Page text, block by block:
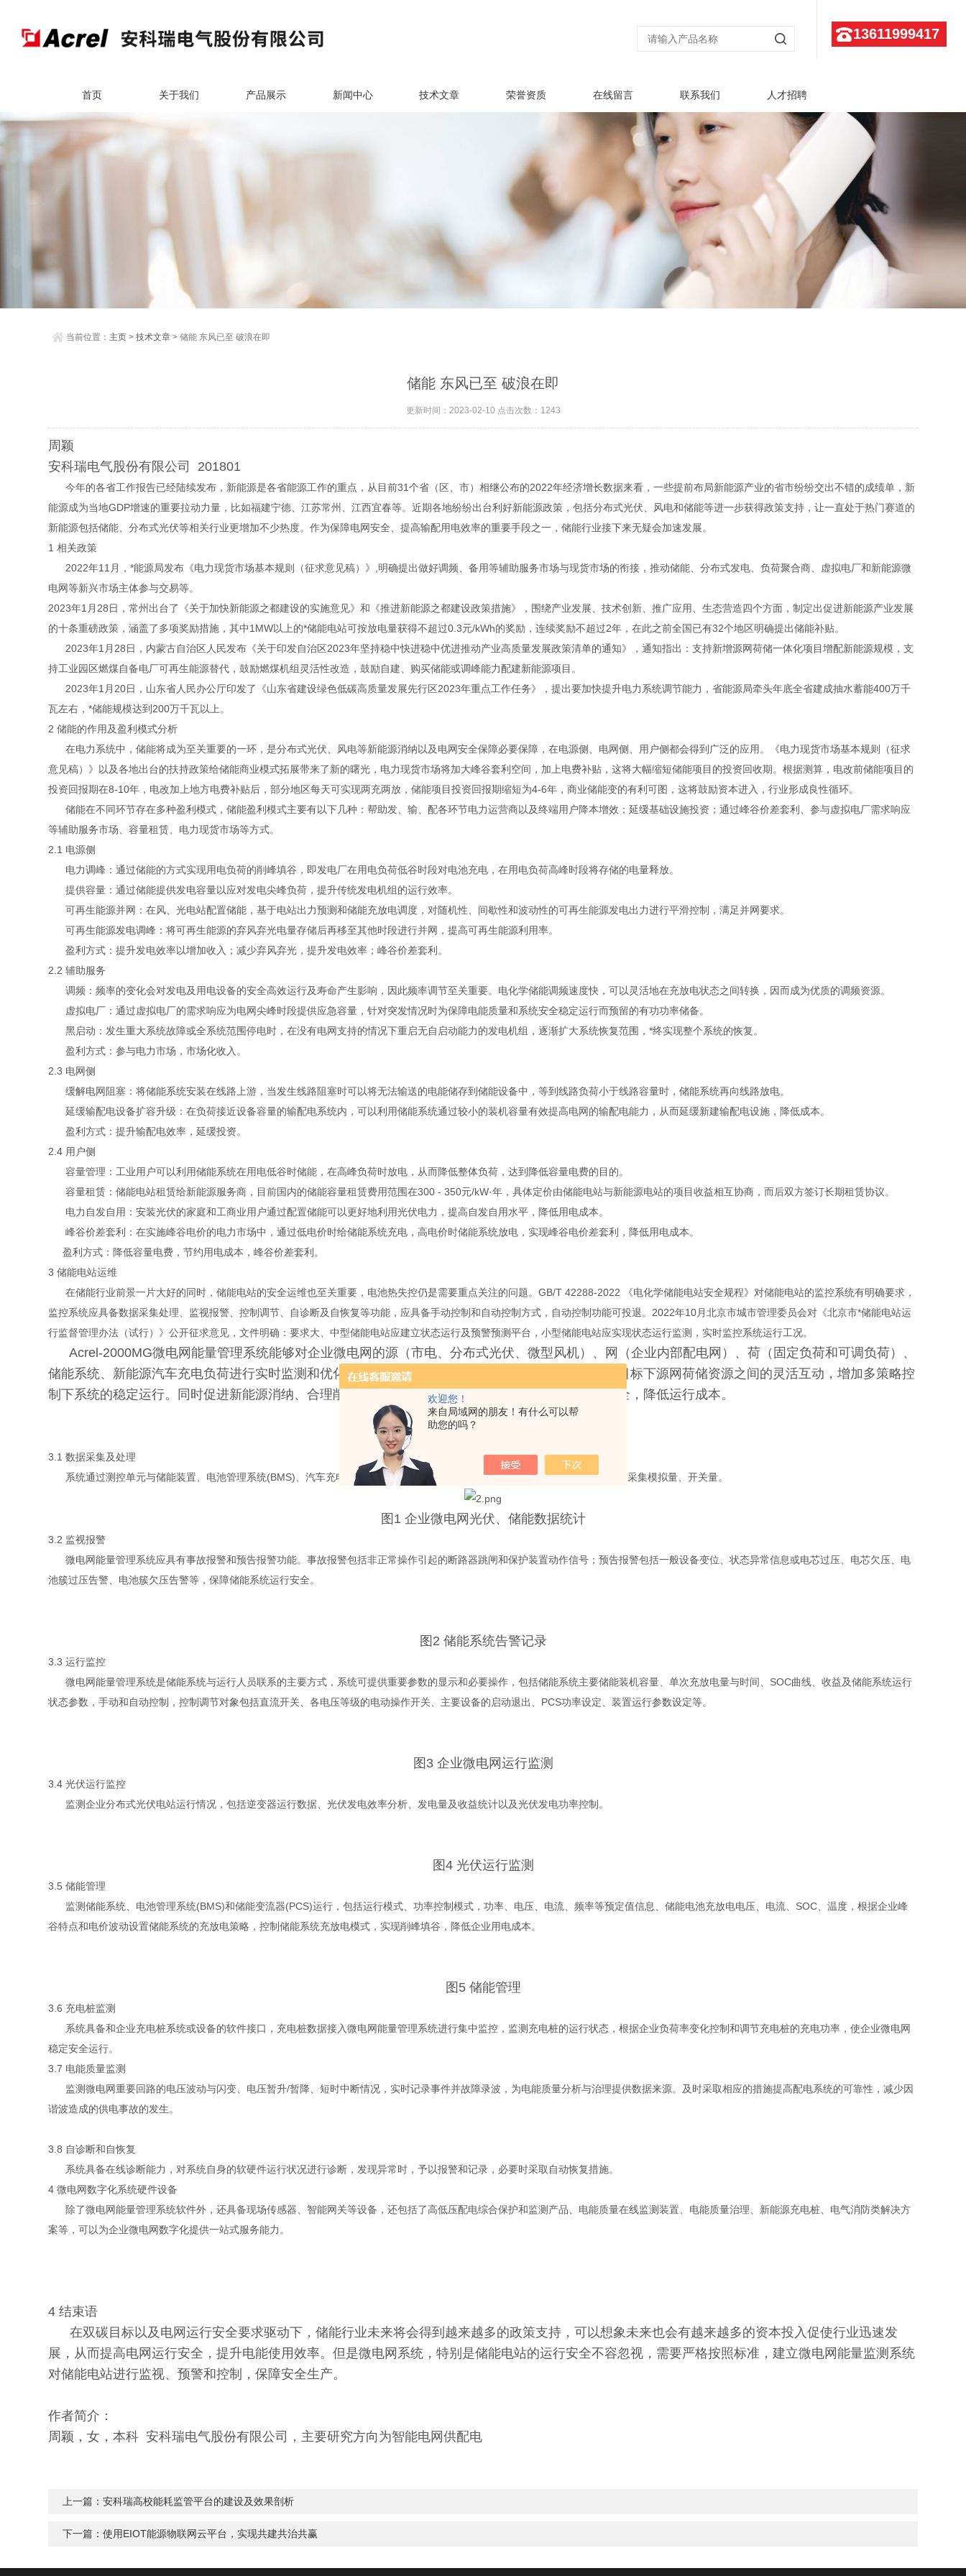
欢迎您！
来自局域网的朋友！有什么可以帮
助您的吗？
13611999417
首页 关于我们 产品展示 新闻中心 技术文章 荣誉资质 在线留言 联系我们 人才招聘
当前位置： 主页 >技术文章 > 储能 东风已至 破浪在即
储能 东风已至 破浪在即
更新时间：2023-02-10 点击次数：1243
周颖
安科瑞电气股份有限公司 201801
今年的各省工作报告已经陆续发布，新能源是各省能源工作的重点，从目前31个省（区、市）相继公布的2022年经济增长数据来看，一些提前布局新能源产业的省市纷纷交出不错的成绩单，新
能源成为当地GDP增速的重要拉动力量，比如福建宁德、江苏常州、江西宜春等。近期各地纷纷出台利好新能源政策，包括分布式光伏、风电和储能等进一步获得政策支持，让一直处于热门赛道的
新能源包括储能、分布式光伏等相关行业更增加不少热度。作为保障电网安全、提高输配用电效率的重要手段之一，储能行业接下来无疑会加速发展。
1 相关政策
2022年11月，*能源局发布《电力现货市场基本规则（征求意见稿）》,明确提出做好调频、备用等辅助服务市场与现货市场的衔接，推动储能、分布式发电、负荷聚合商、虚拟电厂和新能源微
电网等新兴市场主体参与交易等。
2023年1月28日，常州出台了《关于加快新能源之都建设的实施意见》和《推进新能源之都建设政策措施》，围绕产业发展、技术创新、推广应用、生态营造四个方面，制定出促进新能源产业发展
的十条重磅政策，涵盖了多项奖励措施，其中1MW以上的*储能电站可按放电量获得不超过0.3元/kWh的奖励，连续奖励不超过2年，在此之前全国已有32个地区明确提出储能补贴。
2023年1月28日，内蒙古自治区人民发布《关于印发自治区2023年坚持稳中快进稳中优进推动产业高质量发展政策清单的通知》，通知指出：支持新增源网荷储一体化项目增配新能源规模，支
持工业园区燃煤自备电厂可再生能源替代，鼓励燃煤机组灵活性改造，鼓励自建、购买储能或调峰能力配建新能源项目。
2023年1月20日，山东省人民办公厅印发了《山东省建设绿色低碳高质量发展先行区2023年重点工作任务》，提出要加快提升电力系统调节能力，省能源局牵头年底全省建成抽水蓄能400万千
瓦左右，*储能规模达到200万千瓦以上。
2 储能的作用及盈利模式分析
在电力系统中，储能将成为至关重要的一环，是分布式光伏、风电等新能源消纳以及电网安全保障必要保障，在电源侧、电网侧、用户侧都会得到广泛的应用。《电力现货市场基本规则（征求
意见稿）》以及各地出台的扶持政策给储能商业模式拓展带来了新的曙光，电力现货市场将加大峰谷套利空间，加上电费补贴，这将大幅缩短储能项目的投资回收期。根据测算，电改前储能项目的
投资回报期在8-10年，电改加上地方电费补贴后，部分地区每天可实现两充两放，储能项目投资回报期缩短为4-6年，商业储能变的有利可图，这将鼓励资本进入，行业形成良性循环。
储能在不同环节存在多种盈利模式，储能盈利模式主要有以下几种：帮助发、输、配各环节电力运营商以及终端用户降本增效；延缓基础设施投资；通过峰谷价差套利、参与虚拟电厂需求响应
等辅助服务市场、容量租赁、电力现货市场等方式。
2.1 电源侧
电力调峰：通过储能的方式实现用电负荷的削峰填谷，即发电厂在用电负荷低谷时段对电池充电，在用电负荷高峰时段将存储的电量释放。
提供容量：通过储能提供发电容量以应对发电尖峰负荷，提升传统发电机组的运行效率。
可再生能源并网：在风、光电站配置储能，基于电站出力预测和储能充放电调度，对随机性、间歇性和波动性的可再生能源发电出力进行平滑控制，满足并网要求。
可再生能源发电调峰：将可再生能源的弃风弃光电量存储后再移至其他时段进行并网，提高可再生能源利用率。
盈利方式：提升发电效率以增加收入；减少弃风弃光，提升发电效率；峰谷价差套利。
2.2 辅助服务
调频：频率的变化会对发电及用电设备的安全高效运行及寿命产生影响，因此频率调节至关重要。电化学储能调频速度快，可以灵活地在充放电状态之间转换，因而成为优质的调频资源。
虚拟电厂：通过虚拟电厂的需求响应为电网尖峰时段提供应急容量，针对突发情况时为保障电能质量和系统安全稳定运行而预留的有功功率储备。
黑启动：发生重大系统故障或全系统范围停电时，在没有电网支持的情况下重启无自启动能力的发电机组，逐渐扩大系统恢复范围，*终实现整个系统的恢复。
盈利方式：参与电力市场，市场化收入。
2.3 电网侧
缓解电网阻塞：将储能系统安装在线路上游，当发生线路阻塞时可以将无法输送的电能储存到储能设备中，等到线路负荷小于线路容量时，储能系统再向线路放电。
延缓输配电设备扩容升级：在负荷接近设备容量的输配电系统内，可以利用储能系统通过较小的装机容量有效提高电网的输配电能力，从而延缓新建输配电设施，降低成本。
盈利方式：提升输配电效率，延缓投资。
2.4 用户侧
容量管理：工业用户可以利用储能系统在用电低谷时储能，在高峰负荷时放电，从而降低整体负荷，达到降低容量电费的目的。
容量租赁：储能电站租赁给新能源服务商，目前国内的储能容量租赁费用范围在300 - 350元/kW·年，具体定价由储能电站与新能源电站的项目收益相互协商，而后双方签订长期租赁协议。
电力自发自用：安装光伏的家庭和工商业用户通过配置储能可以更好地利用光伏电力，提高自发自用水平，降低用电成本。
峰谷价差套利：在实施峰谷电价的电力市场中，通过低电价时给储能系统充电，高电价时储能系统放电，实现峰谷电价差套利，降低用电成本。
盈利方式：降低容量电费，节约用电成本，峰谷价差套利。
3 储能电站运维
在储能行业前景一片大好的同时，储能电站的安全运维也至关重要，电池热失控仍是需要重点关注的问题。GB/T 42288-2022 《电化学储能电站安全规程》对储能电站的监控系统有明确要求，
监控系统应具备数据采集处理、监视报警、控制调节、自诊断及自恢复等功能，应具备手动控制和自动控制方式，自动控制功能可投退。2022年10月北京市城市管理委员会对《北京市*储能电站运
行监督管理办法（试行）》公开征求意见，文件明确：要求大、中型储能电站应建立状态运行及预警预测平台，小型储能电站应实现状态运行监测，实时监控系统运行工况。
Acrel-2000MG微电网能量管理系统能够对企业微电网的源（市电、分布式光伏、微型风机）、网（企业内部配电网）、荷（固定负荷和可调负荷）、
储能系统、新能源汽车充电负荷进行实时监测和优化控制，保护微电网储能系统运行安全，实现不同目标下源网荷储资源之间的灵活互动，增加多策略控
制下系统的稳定运行。同时促进新能源消纳、合理削峰填谷，减少电网建设投资，提升微电网运行安全，降低运行成本。
3.1 数据采集及处理
系统通过测控单元与储能装置、电池管理系统(BMS)、汽车充电桩、风机逆变器、光伏逆变器进行实时信息的采集和处理，实时采集模拟量、开关量。
图1 企业微电网光伏、储能数据统计
3.2 监视报警
微电网能量管理系统应具有事故报警和预告报警功能。事故报警包括非正常操作引起的断路器跳闸和保护装置动作信号；预告报警包括一般设备变位、状态异常信息或电芯过压、电芯欠压、电
池簇过压告警、电池簇欠压告警等，保障储能系统运行安全。
图2 储能系统告警记录
3.3 运行监控
微电网能量管理系统是储能系统与运行人员联系的主要方式，系统可提供重要参数的显示和必要操作，包括储能系统主要储能装机容量、单次充放电量与时间、SOC曲线、收益及储能系统运行
状态参数，手动和自动控制，控制调节对象包括直流开关、各电压等级的电动操作开关、主要设备的启动退出、PCS功率设定、装置运行参数设定等。
图3 企业微电网运行监测
3.4 光伏运行监控
监测企业分布式光伏电站运行情况，包括逆变器运行数据、光伏发电效率分析、发电量及收益统计以及光伏发电功率控制。
图4 光伏运行监测
3.5 储能管理
监测储能系统、电池管理系统(BMS)和储能变流器(PCS)运行，包括运行模式、功率控制模式，功率、电压、电流、频率等预定值信息、储能电池充放电电压、电流、SOC、温度，根据企业峰
谷特点和电价波动设置储能系统的充放电策略，控制储能系统充放电模式，实现削峰填谷，降低企业用电成本。
图5 储能管理
3.6 充电桩监测
系统具备和企业充电桩系统或设备的软件接口，充电桩数据接入微电网能量管理系统进行集中监控，监测充电桩的运行状态，根据企业负荷率变化控制和调节充电桩的充电功率，使企业微电网
稳定安全运行。
3.7 电能质量监测
监测微电网重要回路的电压波动与闪变、电压暂升/暂降、短时中断情况，实时记录事件并故障录波，为电能质量分析与治理提供数据来源。及时采取相应的措施提高配电系统的可靠性，减少因
谐波造成的供电事故的发生。
3.8 自诊断和自恢复
系统具备在线诊断能力，对系统自身的软硬件运行状况进行诊断，发现异常时，予以报警和记录，必要时采取自动恢复措施。
4 微电网数字化系统硬件设备
除了微电网能量管理系统软件外，还具备现场传感器、智能网关等设备，还包括了高低压配电综合保护和监测产品、电能质量在线监测装置、电能质量治理、新能源充电桩、电气消防类解决方
案等，可以为企业微电网数字化提供一站式服务能力。
4 结束语
在双碳目标以及电网运行安全要求驱动下，储能行业未来将会得到越来越多的政策支持，可以想象未来也会有越来越多的资本投入促使行业迅速发
展，从而提高电网运行安全，提升电能使用效率。但是微电网系统，特别是储能电站的运行安全不容忽视，需要严格按照标准，建立微电网能量监测系统
对储能电站进行监视、预警和控制，保障安全生产。
作者简介：
周颖，女，本科 安科瑞电气股份有限公司，主要研究方向为智能电网供配电
上一篇：安科瑞高校能耗监管平台的建设及效果剖析
下一篇：使用EIOT能源物联网云平台，实现共建共治共赢